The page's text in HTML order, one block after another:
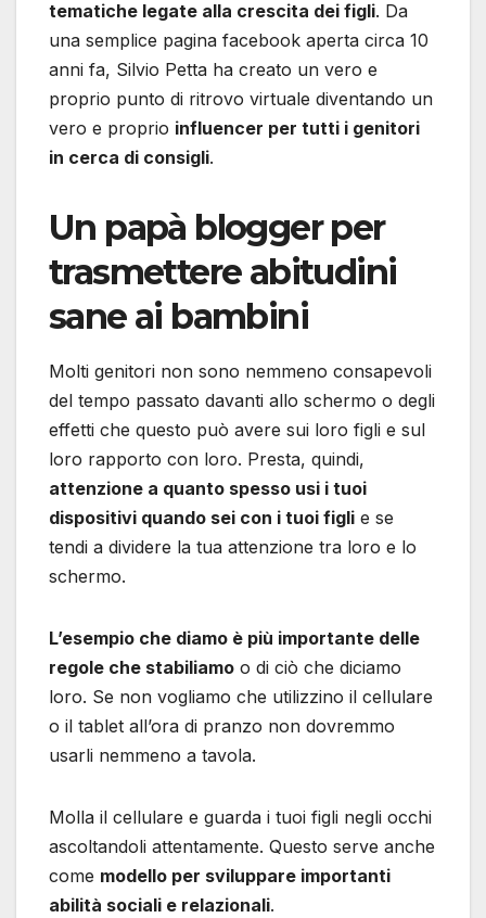
tematiche legate alla crescita dei figli. Da
una semplice pagina facebook aperta circa 10
anni fa, Silvio Petta ha creato un vero e
proprio punto di ritrovo virtuale diventando un
vero e proprio influencer per tutti i genitori
in cerca di consigli.
Un papà blogger per
trasmettere abitudini
sane ai bambini
Molti genitori non sono nemmeno consapevoli
del tempo passato davanti allo schermo o degli
effetti che questo può avere sui loro figli e sul
loro rapporto con loro. Presta, quindi,
attenzione a quanto spesso usi i tuoi
dispositivi quando sei con i tuoi figli e se
tendi a dividere la tua attenzione tra loro e lo
schermo.
L’esempio che diamo è più importante delle
regole che stabiliamo o di ciò che diciamo
loro. Se non vogliamo che utilizzino il cellulare
o il tablet all’ora di pranzo non dovremmo
usarli nemmeno a tavola.
Molla il cellulare e guarda i tuoi figli negli occhi
ascoltandoli attentamente. Questo serve anche
come modello per sviluppare importanti
abilità sociali e relazionali.